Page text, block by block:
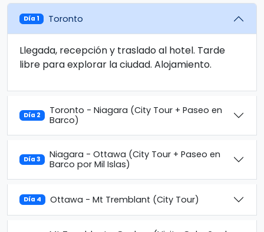
Día 1 Toronto
Llegada, recepción y traslado al hotel. Tarde
libre para explorar la ciudad. Alojamiento.
Día 2
Toronto - Niagara (City Tour + Paseo en
Barco)
Día 3
Niagara - Ottawa (City Tour + Paseo en
Barco por Mil Islas)
Día 4 Ottawa - Mt Tremblant (City Tour)